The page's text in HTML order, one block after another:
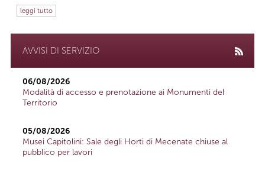
leggi tutto
AVVISI DI SERVIZIO
06/08/2026
Modalità di accesso e prenotazione ai Monumenti del
Territorio
05/08/2026
Musei Capitolini: Sale degli Horti di Mecenate chiuse al
pubblico per lavori